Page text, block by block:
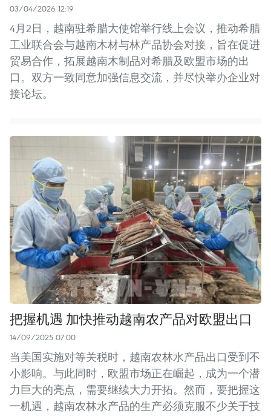
03/04/2026 12:19
4月2日，越南驻希腊大使馆举行线上会议，推动希腊
工业联合会与越南木材与林产品协会对接，旨在促进
贸易合作，拓展越南木制品对希腊及欧盟市场的出
口。双方一致同意加强信息交流，并尽快举办企业对
接论坛。
把握机遇 加快推动越南农产品对欧盟出口
14/09/2025 07:00
当美国实施对等关税时，越南农林水产品出口受到不
小影响。与此同时，欧盟市场正在崛起，成为一个潜
力巨大的亮点，需要继续大力开拓。然而，要把握这
一机遇，越南农林水产品的生产必须克服不少关于技